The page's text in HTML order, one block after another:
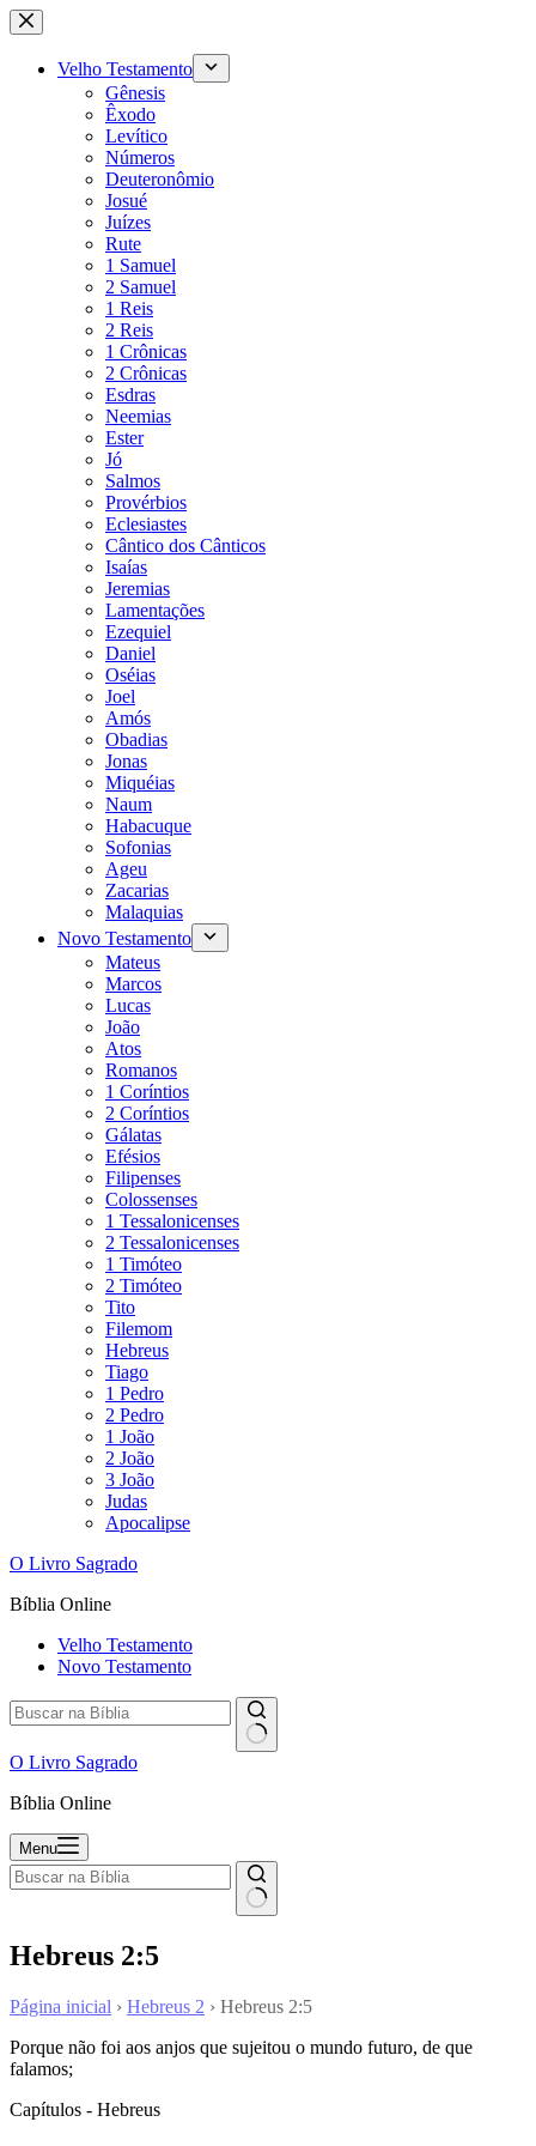
Pular
para
conteúdo
Velho Testamento
Gênesis
Êxodo
Levítico
Números
Deuteronômio
Josué
Juízes
Rute
1 Samuel
2 Samuel
1 Reis
2 Reis
1 Crônicas
2 Crônicas
Esdras
Neemias
Ester
Jó
Salmos
Provérbios
Eclesiastes
Cântico dos Cânticos
Isaías
Jeremias
Lamentações
Ezequiel
Daniel
Oséias
Joel
Amós
Obadias
Jonas
Miquéias
Naum
Habacuque
Sofonias
Ageu
Zacarias
Malaquias
Novo Testamento
Mateus
Marcos
Lucas
João
Atos
Romanos
1 Coríntios
2 Coríntios
Gálatas
Efésios
Filipenses
Colossenses
1 Tessalonicenses
2 Tessalonicenses
1 Timóteo
2 Timóteo
Tito
Filemom
Hebreus
Tiago
1 Pedro
2 Pedro
1 João
2 João
3 João
Judas
Apocalipse
O Livro Sagrado
Bíblia Online
Velho Testamento
Novo Testamento
O Livro Sagrado
Bíblia Online
Menu
Hebreus 2:5
Página inicial › Hebreus 2 › Hebreus 2:5
Porque não foi aos anjos que sujeitou o mundo futuro, de que
falamos;
Capítulos - Hebreus